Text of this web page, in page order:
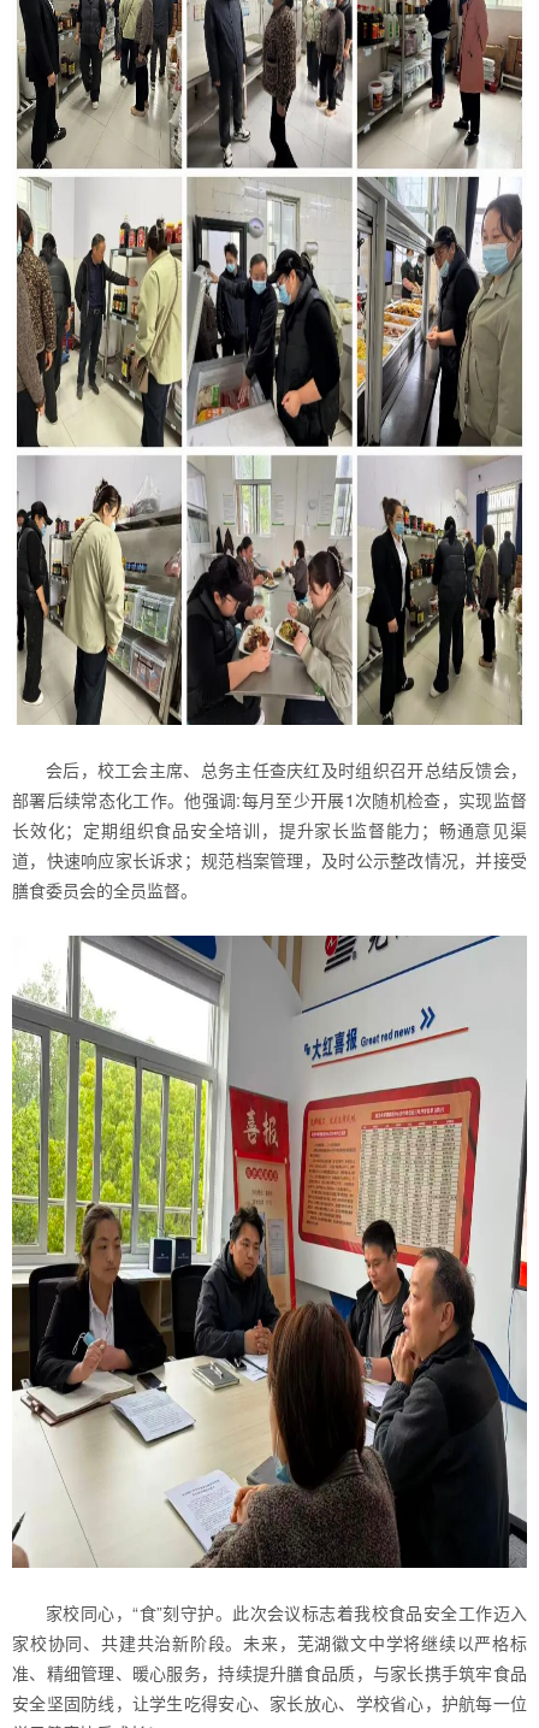
会后，校工会主席、总务主任查庆红及时组织召开总结反馈会，
部署后续常态化工作。他强调:每月至少开展1次随机检查，实现监督
长效化；定期组织食品安全培训，提升家长监督能力；畅通意见渠
道，快速响应家长诉求；规范档案管理，及时公示整改情况，并接受
膳食委员会的全员监督。
家校同心，“食”刻守护。此次会议标志着我校食品安全工作迈入
家校协同、共建共治新阶段。未来，芜湖徽文中学将继续以严格标
准、精细管理、暖心服务，持续提升膳食品质，与家长携手筑牢食品
安全坚固防线，让学生吃得安心、家长放心、学校省心，护航每一位